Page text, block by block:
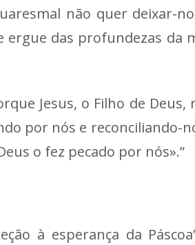
não quer deixar-
das profundezas da
Jesus, o Filho de
por nós e reconciliando-
o fez pecado por nós».”
à esperança da